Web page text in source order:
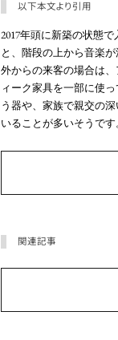
以下本文より引用
2017年頭に新築の状態
と、階段の上から音楽
外からの来客の場合は
ィーク家具を一部に使
う器や、家族で親交の
いることが多いそうです。
関連記事